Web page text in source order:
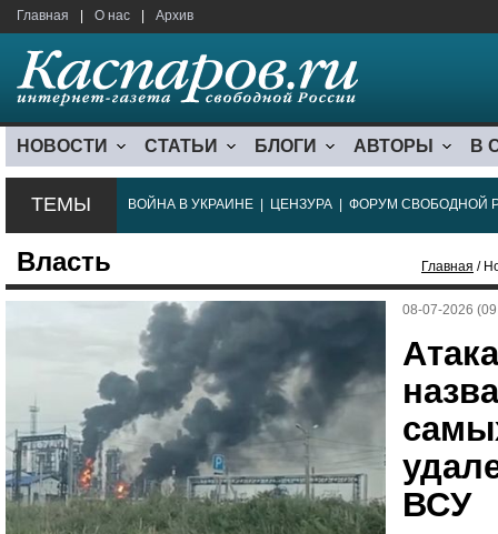
Главная О нас Архив
НОВОСТИ СТАТЬИ БЛОГИ АВТОРЫ В
ТЕМЫ ВОЙНА В УКРАИНЕ ЦЕНЗУРА ФОРУМ СВОБОДНОЙ
Власть Главная /
08-07-2026
ВСУ